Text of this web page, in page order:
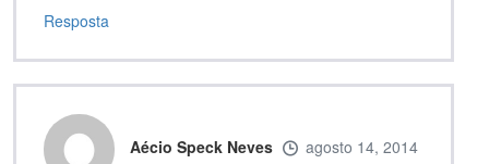
Resposta
Aécio Speck Neves agosto 14, 2014